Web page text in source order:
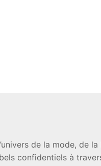
de la mode, de
confidentiels à